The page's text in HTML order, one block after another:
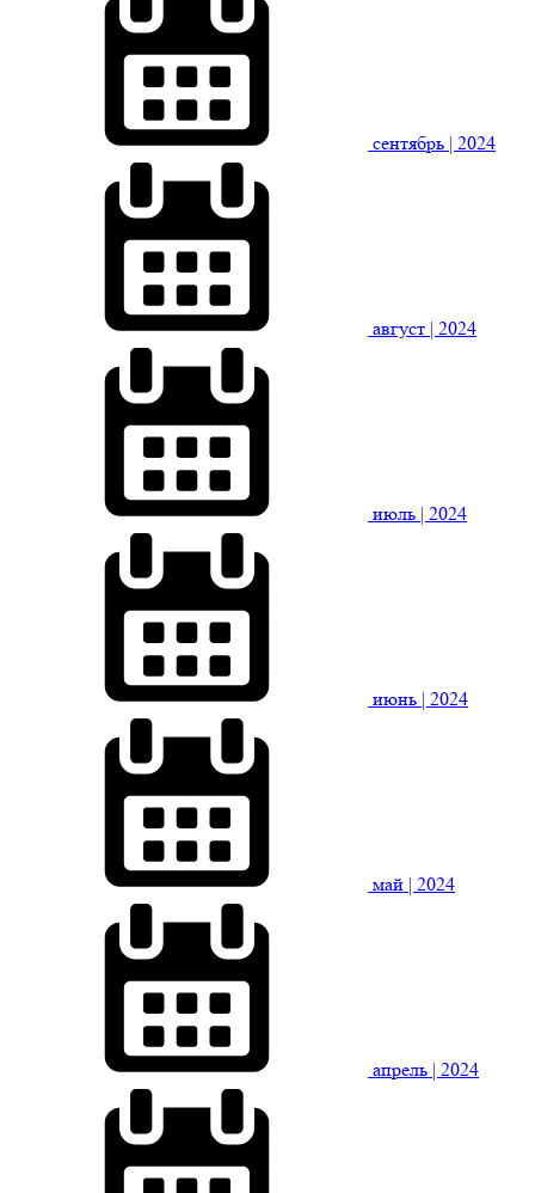
сентябрь | 2024
август | 2024
июль | 2024
июнь | 2024
май | 2024
апрель | 2024